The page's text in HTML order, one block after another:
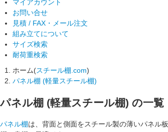
マイアカウント
お問い合せ
見積 / FAX・メール注文
組み立てについて
サイズ検索
耐荷重検索
ホーム(スチール棚.com)
パネル棚 (軽量スチール棚)
パネル棚 (軽量スチール棚) の一覧
パネル棚は、背面と側面をスチール製の薄いパネル板